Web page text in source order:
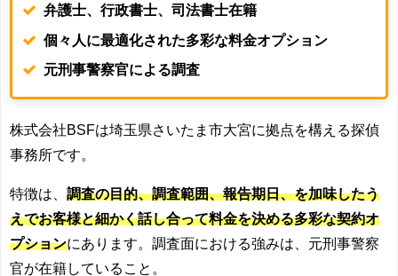
弁護士、行政書士、司法書士在籍
個々人に最適化された多彩な料金オプション
元刑事警察官による調査
株式会社BSFは埼玉県さいたま市大宮に拠点を構える探偵
事務所です。
特徴は、 調査の目的、調査範囲、報告期日、を加味したう
えでお客様と細かく話し合って料金を決める多彩な契約オ
プションにあります。調査面における強みは、元刑事警察
官が在籍していること。